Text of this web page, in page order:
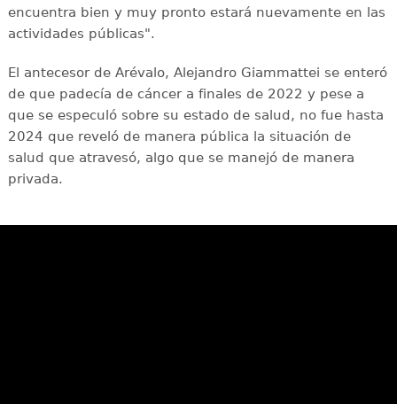
encuentra bien y muy pronto estará nuevamente en las
actividades públicas".
El antecesor de Arévalo, Alejandro Giammattei se enteró
de que padecía de cáncer a finales de 2022 y pese a
que se especuló sobre su estado de salud, no fue hasta
2024 que reveló de manera pública la situación de
salud que atravesó, algo que se manejó de manera
privada.